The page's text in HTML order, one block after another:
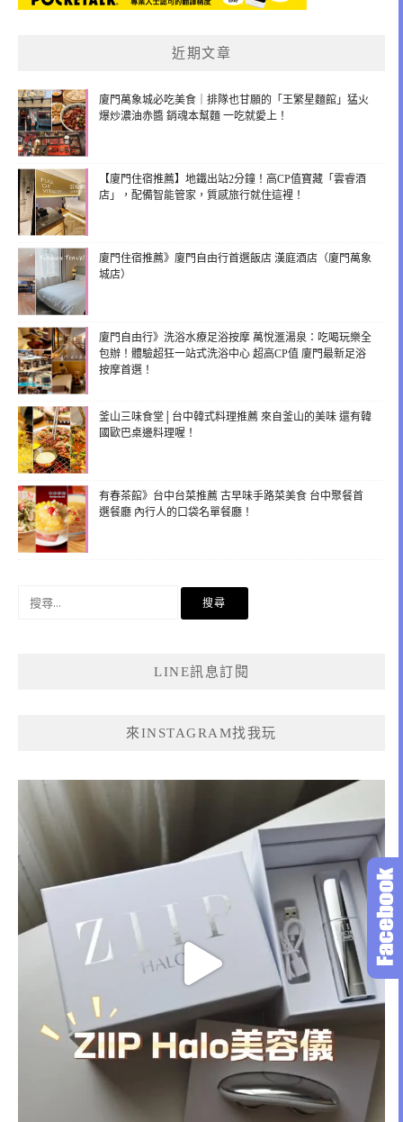
近期文章
廈門萬象城必吃美食｜排隊也甘願的「王繁星麵館」猛火
爆炒濃油赤醬 銷魂本幫麵 一吃就愛上！
【廈門住宿推薦】地鐵出站2分鐘！高CP值寶藏「雲睿酒
店」，配備智能管家，質感旅行就住這裡！
廈門住宿推薦》廈門自由行首選飯店 漢庭酒店（廈門萬象
城店）
廈門自由行》洗浴水療足浴按摩 萬悅滙湯泉：吃喝玩樂全
包辦！體驗超狂一站式洗浴中心 超高CP值 廈門最新足浴
按摩首選！
釜山三味食堂│台中韓式料理推薦 來自釜山的美味 還有韓
國歐巴桌邊料理喔！
有春茶館》台中台菜推薦 古早味手路菜美食 台中聚餐首
選餐廳 內行人的口袋名單餐廳！
LINE訊息訂閱
來INSTAGRAM找我玩